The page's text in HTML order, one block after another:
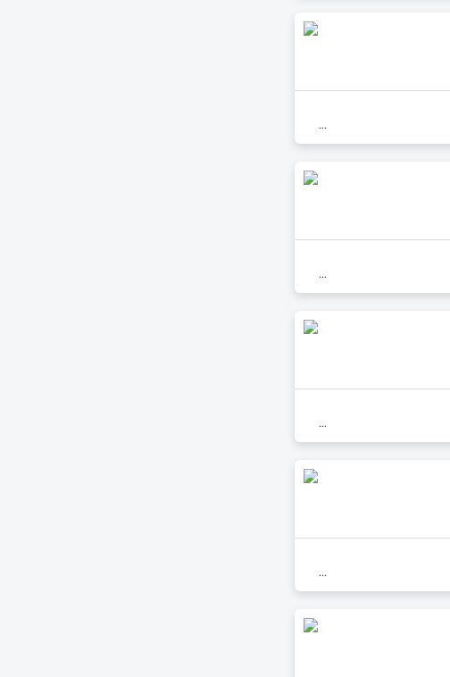
...
...
...
...